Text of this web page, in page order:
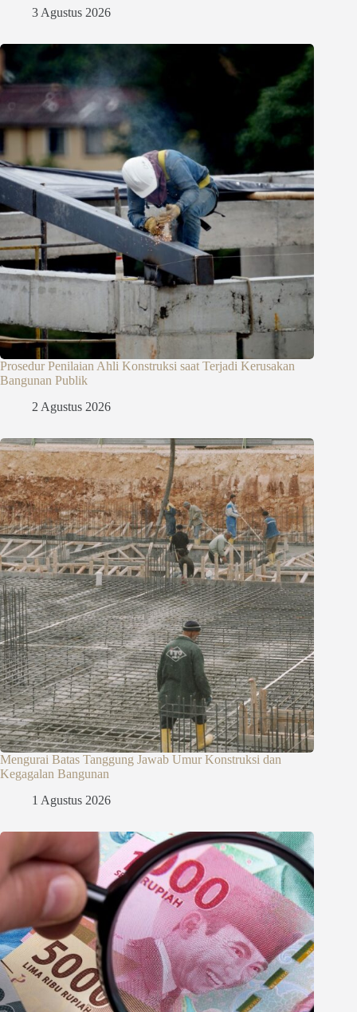
3 Agustus 2026
Prosedur Penilaian Ahli Konstruksi saat Terjadi Kerusakan
Bangunan Publik
2 Agustus 2026
Mengurai Batas Tanggung Jawab Umur Konstruksi dan
Kegagalan Bangunan
1 Agustus 2026